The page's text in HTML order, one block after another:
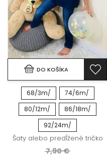
DO KOŠÍKA
68/3m/
74/6m/
80/12m/
86/18m/
92/24m/
Šaty alebo predĺžené tričko
7,90 €